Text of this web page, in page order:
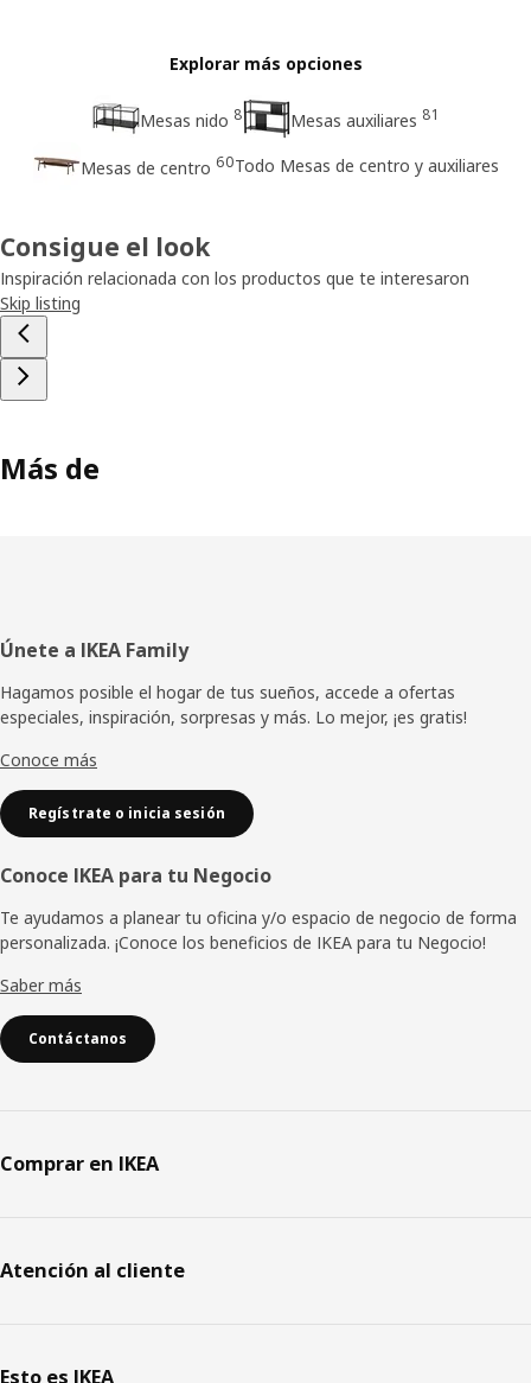
Explorar más opciones
Mesas nido 8 Mesas auxiliares 81
Mesas de centro 60Todo Mesas de centro y auxiliares
Consigue el look
Inspiración relacionada con los productos que te interesaron
Skip listing
Más de
Pie
de
página
Únete a IKEA Family
Hagamos posible el hogar de tus sueños, accede a ofertas
especiales, inspiración, sorpresas y más. Lo mejor, ¡es gratis!
Conoce más
Regístrate o inicia sesión
Conoce IKEA para tu Negocio
Te ayudamos a planear tu oficina y/o espacio de negocio de forma
personalizada. ¡Conoce los beneficios de IKEA para tu Negocio!
Saber más
Contáctanos
Comprar en IKEA
Atención al cliente
Esto es IKEA